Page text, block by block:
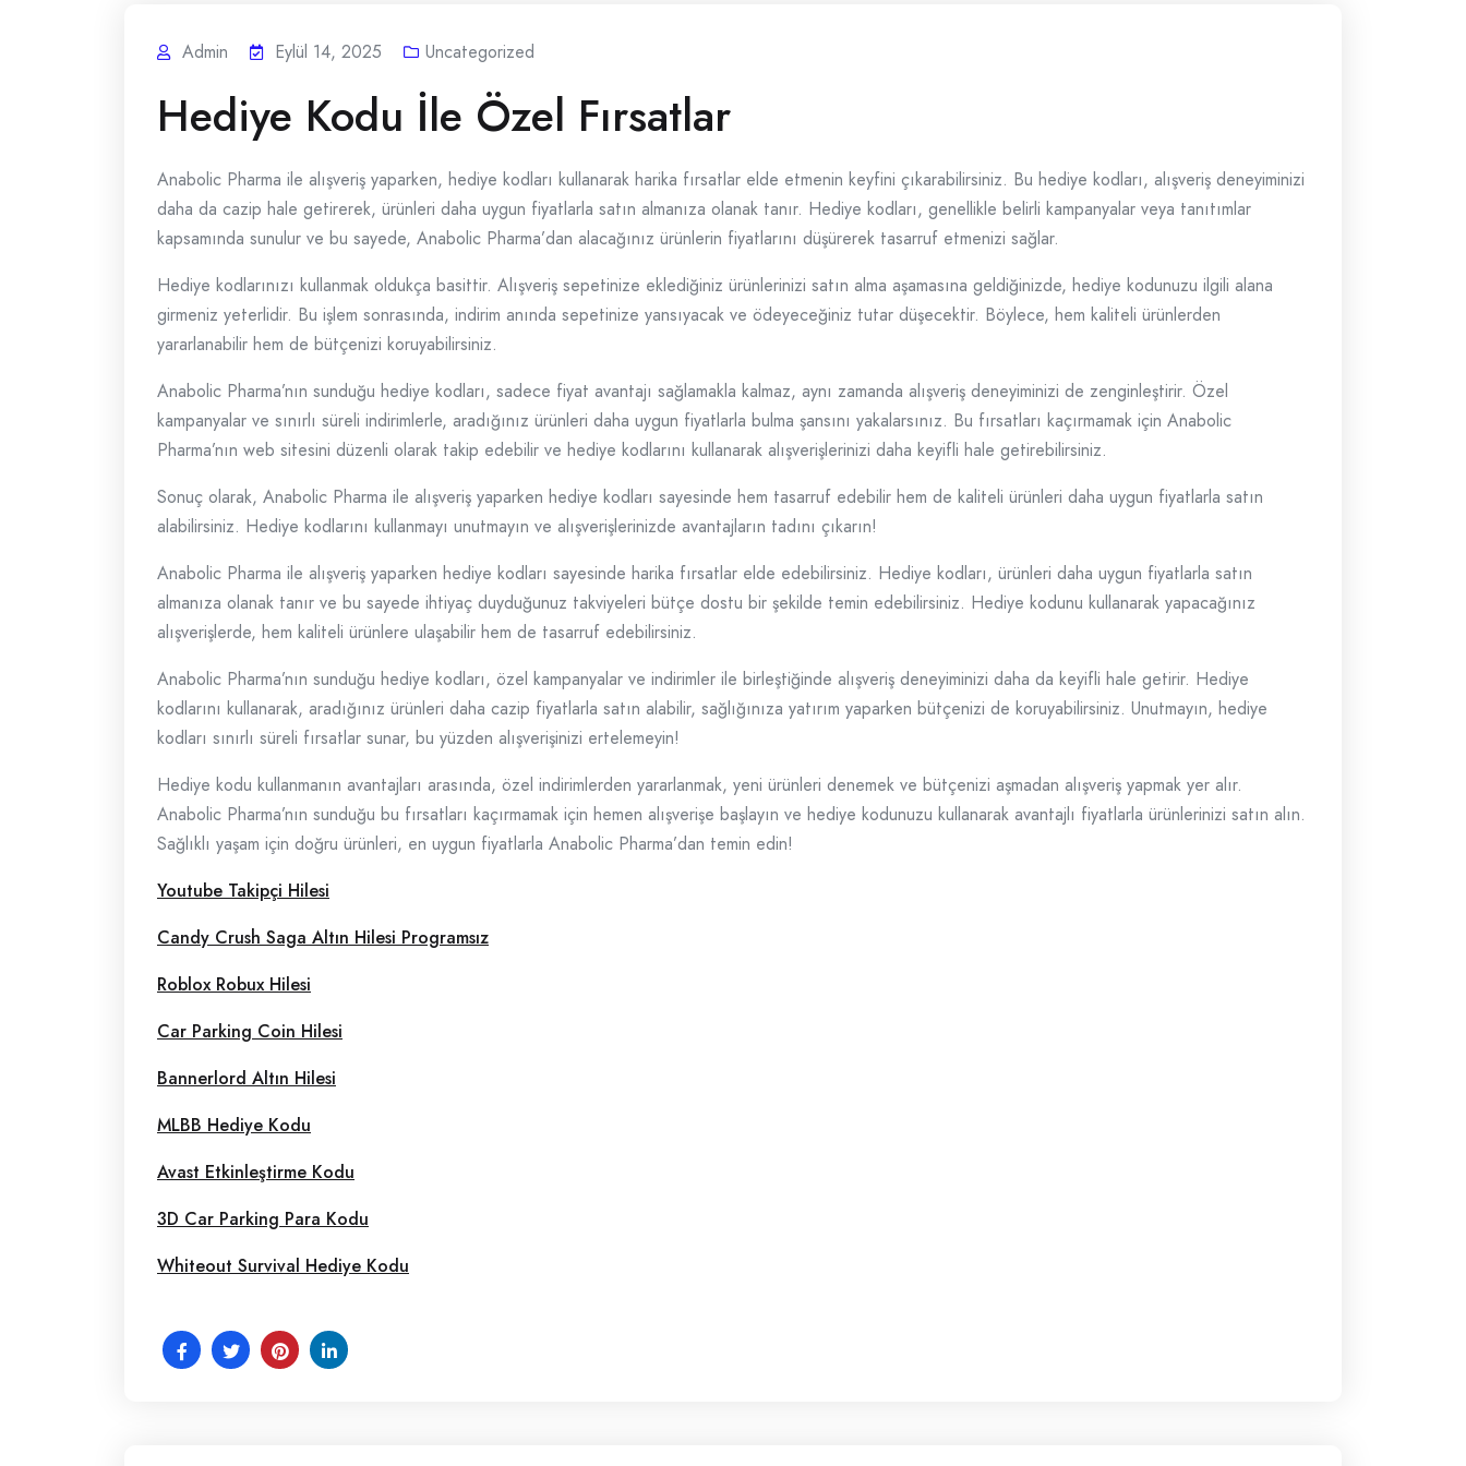
Admin Eylül 14, 2025 Uncategorized
Hediye Kodu İle Özel Fırsatlar
Anabolic Pharma ile alışveriş yaparken, hediye kodları kullanarak harika fırsatlar elde etmenin keyfini çıkarabilirsiniz. Bu hediye kodları, alışveriş deneyiminizi
daha da cazip hale getirerek, ürünleri daha uygun fiyatlarla satın almanıza olanak tanır. Hediye kodları, genellikle belirli kampanyalar veya tanıtımlar
kapsamında sunulur ve bu sayede, Anabolic Pharma’dan alacağınız ürünlerin fiyatlarını düşürerek tasarruf etmenizi sağlar.
Hediye kodlarınızı kullanmak oldukça basittir. Alışveriş sepetinize eklediğiniz ürünlerinizi satın alma aşamasına geldiğinizde, hediye kodunuzu ilgili alana
girmeniz yeterlidir. Bu işlem sonrasında, indirim anında sepetinize yansıyacak ve ödeyeceğiniz tutar düşecektir. Böylece, hem kaliteli ürünlerden
yararlanabilir hem de bütçenizi koruyabilirsiniz.
Anabolic Pharma’nın sunduğu hediye kodları, sadece fiyat avantajı sağlamakla kalmaz, aynı zamanda alışveriş deneyiminizi de zenginleştirir. Özel
kampanyalar ve sınırlı süreli indirimlerle, aradığınız ürünleri daha uygun fiyatlarla bulma şansını yakalarsınız. Bu fırsatları kaçırmamak için Anabolic
Pharma’nın web sitesini düzenli olarak takip edebilir ve hediye kodlarını kullanarak alışverişlerinizi daha keyifli hale getirebilirsiniz.
Sonuç olarak, Anabolic Pharma ile alışveriş yaparken hediye kodları sayesinde hem tasarruf edebilir hem de kaliteli ürünleri daha uygun fiyatlarla satın
alabilirsiniz. Hediye kodlarını kullanmayı unutmayın ve alışverişlerinizde avantajların tadını çıkarın!
Anabolic Pharma ile alışveriş yaparken hediye kodları sayesinde harika fırsatlar elde edebilirsiniz. Hediye kodları, ürünleri daha uygun fiyatlarla satın
almanıza olanak tanır ve bu sayede ihtiyaç duyduğunuz takviyeleri bütçe dostu bir şekilde temin edebilirsiniz. Hediye kodunu kullanarak yapacağınız
alışverişlerde, hem kaliteli ürünlere ulaşabilir hem de tasarruf edebilirsiniz.
Anabolic Pharma’nın sunduğu hediye kodları, özel kampanyalar ve indirimler ile birleştiğinde alışveriş deneyiminizi daha da keyifli hale getirir. Hediye
kodlarını kullanarak, aradığınız ürünleri daha cazip fiyatlarla satın alabilir, sağlığınıza yatırım yaparken bütçenizi de koruyabilirsiniz. Unutmayın, hediye
kodları sınırlı süreli fırsatlar sunar, bu yüzden alışverişinizi ertelemeyin!
Hediye kodu kullanmanın avantajları arasında, özel indirimlerden yararlanmak, yeni ürünleri denemek ve bütçenizi aşmadan alışveriş yapmak yer alır.
Anabolic Pharma’nın sunduğu bu fırsatları kaçırmamak için hemen alışverişe başlayın ve hediye kodunuzu kullanarak avantajlı fiyatlarla ürünlerinizi satın alın.
Sağlıklı yaşam için doğru ürünleri, en uygun fiyatlarla Anabolic Pharma’dan temin edin!
Youtube Takipçi Hilesi
Candy Crush Saga Altın Hilesi Programsız
Roblox Robux Hilesi
Car Parking Coin Hilesi
Bannerlord Altın Hilesi
MLBB Hediye Kodu
Avast Etkinleştirme Kodu
3D Car Parking Para Kodu
Whiteout Survival Hediye Kodu